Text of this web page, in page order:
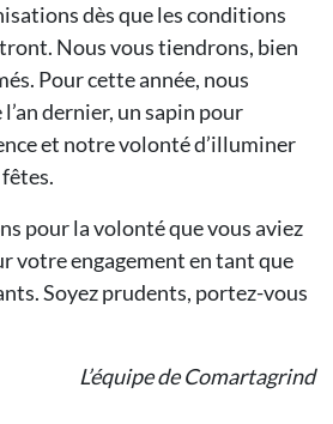
dès que les conditions
Nous vous tiendrons, bien
Pour cette année, nous
dernier, un sapin pour
et notre volonté d’illuminer
pour la volonté que vous aviez
votre engagement en tant que
Soyez prudents, portez-vous
L’équipe de Comartagrind